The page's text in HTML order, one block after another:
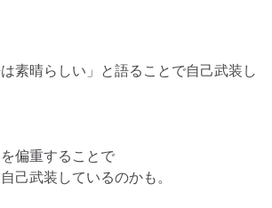
素晴らしい」と語ることで自己武装し
偏重することで
己武装しているのかも。